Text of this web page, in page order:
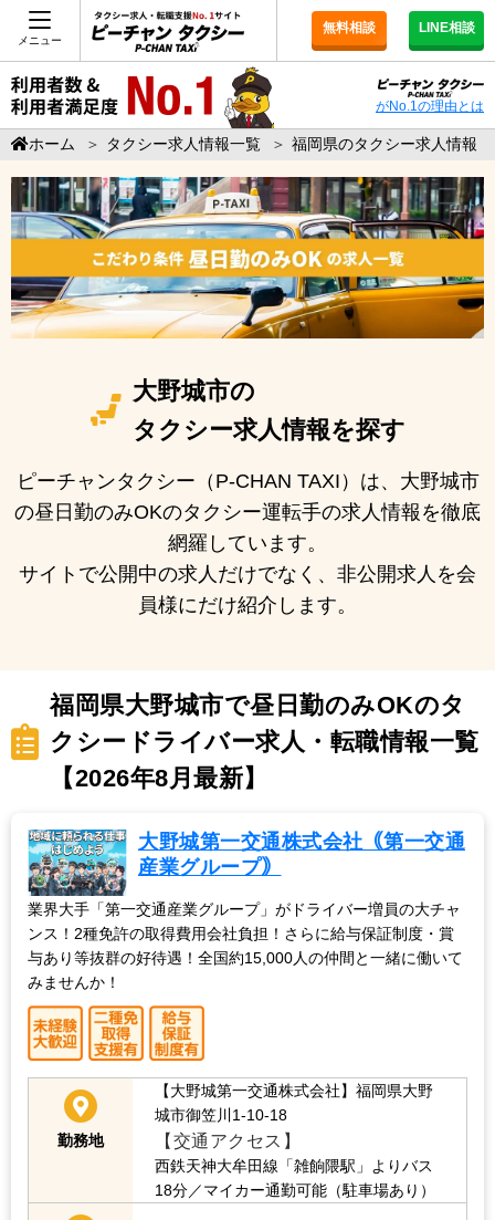
メニュー
無料相談 LINE相談
がNo.1の理由とは
ホーム ＞ タクシー求人情報一覧 ＞ 福岡県のタクシー求人情報
大野城市の
タクシー求人情報を探す
ピーチャンタクシー（P-CHAN TAXI）は、大野城市
の昼日勤のみOKのタクシー運転手の求人情報を徹底
網羅しています。
サイトで公開中の求人だけでなく、非公開求人を会
員様にだけ紹介します。
福岡県大野城市で昼日勤のみOKのタ
クシードライバー求人・転職情報一覧
【2026年8月最新】
大野城第一交通株式会社｟第一交通
産業グループ｠
業界大手「第一交通産業グループ」がドライバー増員の大チャ
ンス！2種免許の取得費用会社負担！さらに給与保証制度・賞
与あり等抜群の好待遇！全国約15,000人の仲間と一緒に働いて
みませんか！
勤務地
【大野城第一交通株式会社】福岡県大野
城市御笠川1-10-18
【交通アクセス】
西鉄天神大牟田線「雑餉隈駅」よりバス
18分／マイカー通勤可能（駐車場あり）